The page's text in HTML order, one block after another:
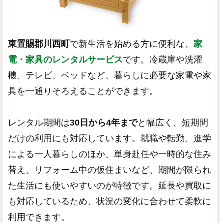
東置賜郡川西町で新生活を始める方に便利な、 家
電・家具のレンタルサービスです。冷蔵庫や洗濯
機、テレビ、ベッドなど、暮らしに必要な家電や家
具を一通りそろえることができます。
レンタル期間は30日から4年までと幅広く、短期間
だけの利用にも対応しています。就職や転勤、進学
による一人暮らしのほか、単身赴任や一時的な住み
替え、リフォーム中の仮住まいなど、期間が限られ
た生活にも使いやすいのが特徴です。延長や買取に
も対応しているため、状況の変化に合わせて柔軟に
利用できます。